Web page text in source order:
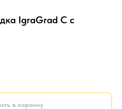
IgraGrad С с
в корзину